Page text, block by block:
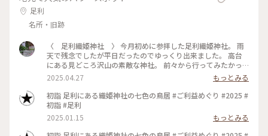
足利
名所・旧跡
〈 足利織姫神社 〉 今月初めに参拝した足利織姫神社。 雨
天で残念でしたが平日だったのでゆっくり出来ました。 高台
にある見どころ沢山の素敵な神社。 前々から行ってみたかっ
たので感動！ 今は丁度藤が見頃の頃でしょうか？ 春の限定御
朱印と御朱印帳を購入しました。 次回は晴天時に必ず行きた
いと思います！ #足利織姫神社 #御朱印 #御朱印帳 #栃木
2025.04.27
もっとみる
初詣 足利にある織姫神社の七色の鳥居 #ご利益めぐり #2025 #
初詣 #足利
2025.01.15
もっとみる